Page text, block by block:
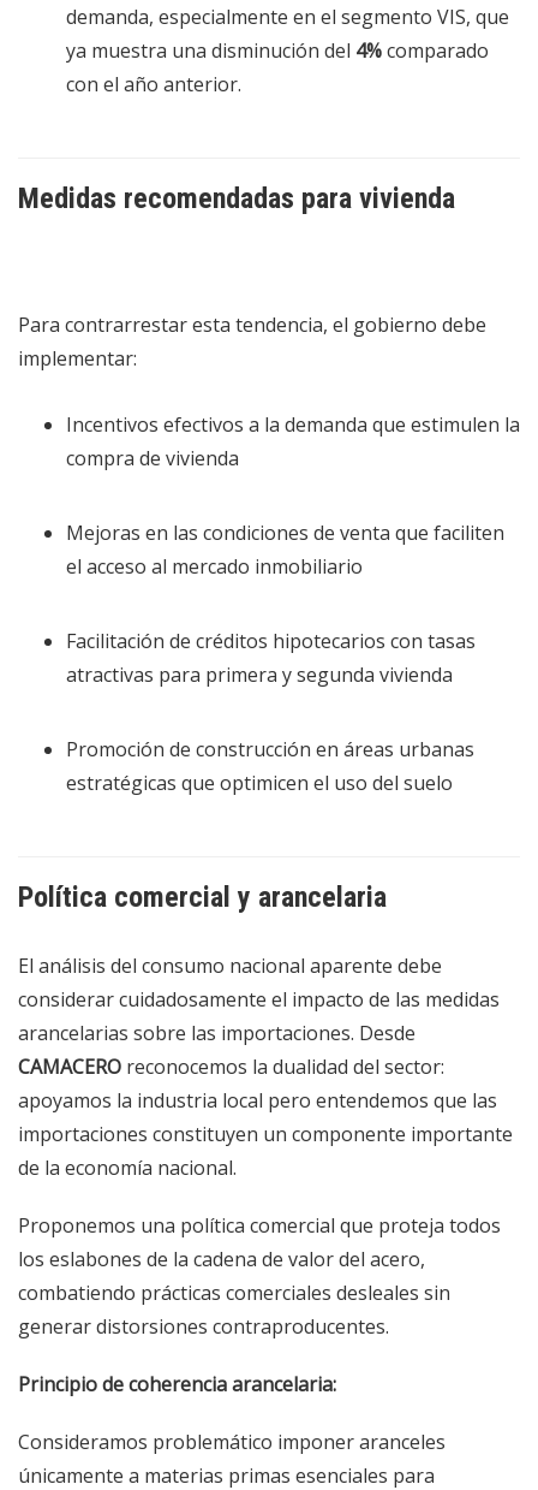
demanda, especialmente en el segmento VIS, que
ya muestra una disminución del 4%comparado
con el año anterior.
Medidas recomendadas para vivienda
Para contrarrestar esta tendencia, el gobierno debe
implementar:
Incentivos efectivos a la demanda que estimulen la
compra de vivienda
Mejoras en las condiciones de venta que faciliten
el acceso al mercado inmobiliario
Facilitación de créditos hipotecarios con tasas
atractivas para primera y segunda vivienda
Promoción de construcción en áreas urbanas
estratégicas que optimicen el uso del suelo
Política comercial y arancelaria
El análisis del consumo nacional aparente debe
considerar cuidadosamente el impacto de las medidas
arancelarias sobre las importaciones. Desde
CAMACERO reconocemos la dualidad del sector:
apoyamos la industria local pero entendemos que las
importaciones constituyen un componente importante
de la economía nacional.
Proponemos una política comercial que proteja todos
los eslabones de la cadena de valor del acero,
combatiendo prácticas comerciales desleales sin
generar distorsiones contraproducentes.
Principio de coherencia arancelaria:
Consideramos problemático imponer aranceles
únicamente a materias primas esenciales para